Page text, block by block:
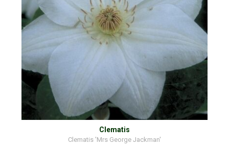
Clematis
Clematis 'Mrs George Jackman'